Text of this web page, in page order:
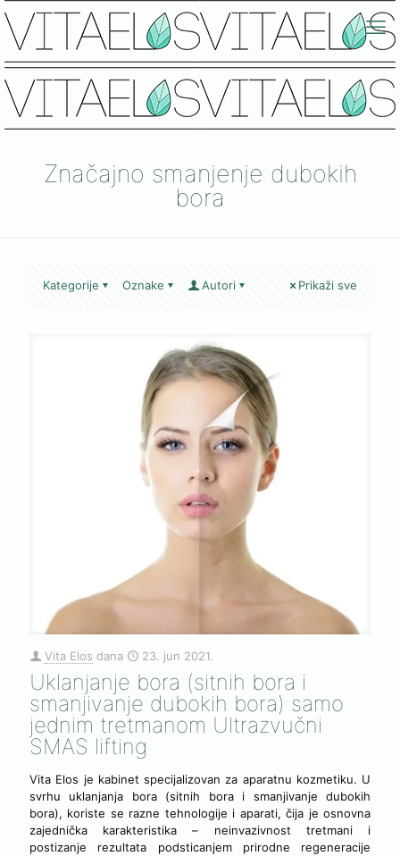
Značajno smanjenje dubokih
bora
Kategorije Oznake Autori Prikaži sve
Vita Elos dana 23. jun 2021.
Uklanjanje bora (sitnih bora i
smanjivanje dubokih bora) samo
jednim tretmanom Ultrazvučni
SMAS lifting
Vita Elos je kabinet specijalizovan za aparatnu kozmetiku. U
svrhu uklanjanja bora (sitnih bora i smanjivanje dubokih
bora), koriste se razne tehnologije i aparati, čija je osnovna
zajednička karakteristika – neinvazivnost tretmani i
postizanje rezultata podsticanjem prirodne regeneracije